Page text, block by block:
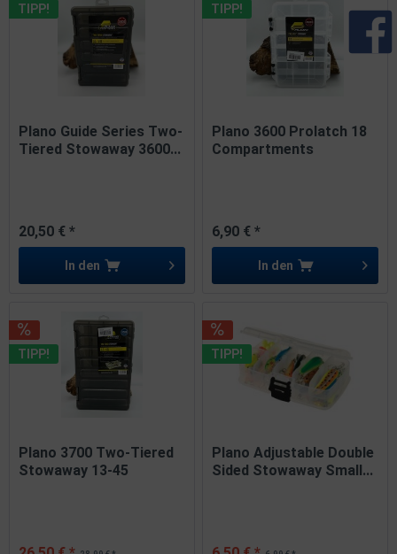
TIPP!
Plano Guide Series Two-
Tiered Stowaway 3600...
20,50 € *
In den
TIPP!
Plano 3600 Prolatch 18
Compartments
6,90 € *
In den
TIPP!
Plano 3700 Two-Tiered
Stowaway 13-45
TIPP!
Plano Adjustable Double
Sided Stowaway Small...